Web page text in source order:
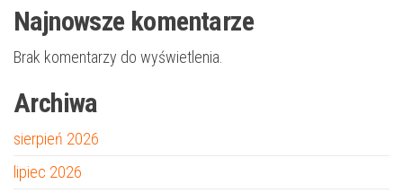
Najnowsze komentarze
Brak komentarzy do wyświetlenia.
Archiwa
sierpień 2026
lipiec 2026